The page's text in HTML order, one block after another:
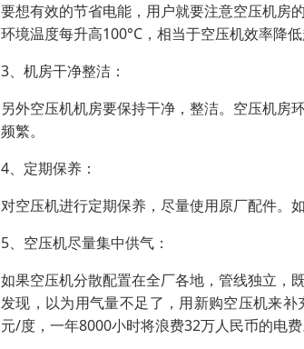
要想有效的节省电能，用户就要注意空压机房
环境温度每升高100°C，相当于空压机效率降低
3、机房干净整洁：
另外空压机机房要保持干净，整洁。空压机房
频繁。
4、定期保养：
对空压机进行定期保养，尽量使用原厂配件。
5、空压机尽量集中供气：
如果空压机分散配置在全厂各地，管线独立，
发现，以为用气量不足了，用新购空压机来
元/度，一年8000小时将浪费32万人民币的电费